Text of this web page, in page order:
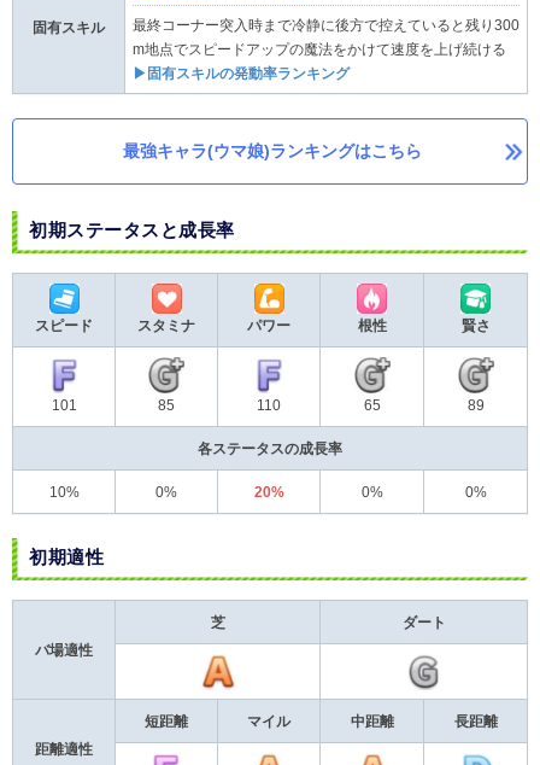
固有スキル
最終コーナー突入時まで冷静に後方で控えていると残り300
m地点でスピードアップの魔法をかけて速度を上げ続ける
▶固有スキルの発動率ランキング
最強キャラ(ウマ娘)ランキングはこちら
初期ステータスと成長率
スピード スタミナ パワー 根性 賢さ
101 85 110 65 89
各ステータスの成長率
10% 0% 20% 0% 0%
初期適性
バ場適性
芝 ダート
距離適性
短距離 マイル 中距離 長距離